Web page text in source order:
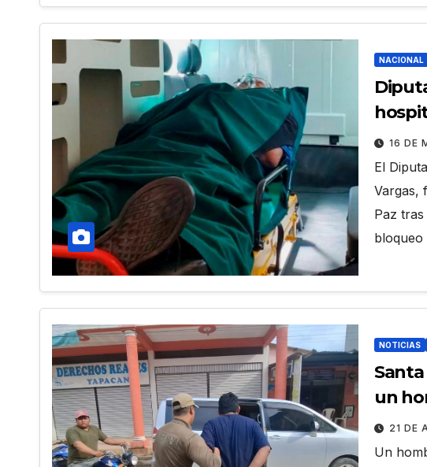
NACIONAL
16 DE
El
Vargas,
Paz
NOTICIAS
un
21 DE
Un